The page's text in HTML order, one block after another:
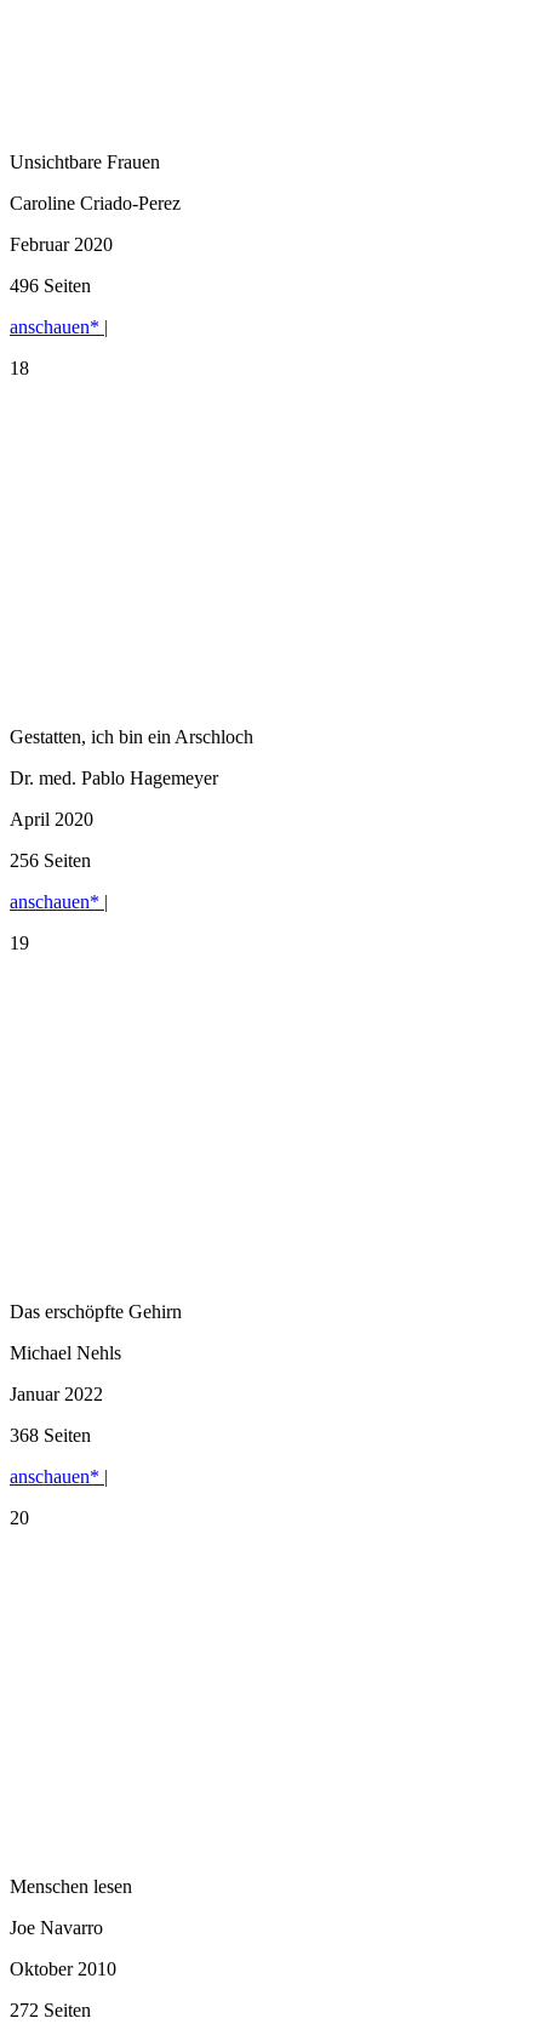
Unsichtbare Frauen
Caroline Criado-Perez
Februar 2020
496 Seiten
anschauen* |
18
Gestatten, ich bin ein Arschloch
Dr. med. Pablo Hagemeyer
April 2020
256 Seiten
anschauen* |
19
Das erschöpfte Gehirn
Michael Nehls
Januar 2022
368 Seiten
anschauen* |
20
Menschen lesen
Joe Navarro
Oktober 2010
272 Seiten